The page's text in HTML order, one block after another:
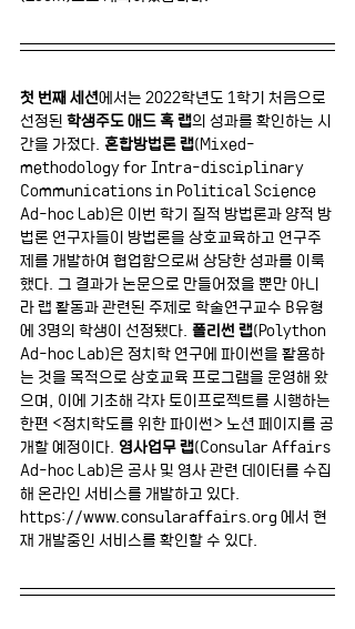
첫 번째 세션에서는 2022학년도 1학기 처음으로
선정된 학생주도 애드 혹 랩의 성과를 확인하는 시
간을 가졌다. 혼합방법론 랩(Mixed-
methodology for Intra-disciplinary
Communications in Political Science
Ad-hoc Lab)은 이번 학기 질적 방법론과 양적 방
법론 연구자들이 방법론을 상호교육하고 연구주
제를 개발하여 협업함으로써 상당한 성과를 이룩
했다. 그 결과가 논문으로 만들어졌을 뿐만 아니
라 랩 활동과 관련된 주제로 학술연구교수 B유형
에 3명의 학생이 선정됐다. 폴리썬 랩(Polython
Ad-hoc Lab)은 정치학 연구에 파이썬을 활용하
는 것을 목적으로 상호교육 프로그램을 운영해 왔
으며, 이에 기초해 각자 토이프로젝트를 시행하는
한편 <정치학도를 위한 파이썬> 노션 페이지를 공
개할 예정이다. 영사업무 랩(Consular Affairs
Ad-hoc Lab)은 공사 및 영사 관련 데이터를 수집
해 온라인 서비스를 개발하고 있다.
https://www.consularaffairs.org 에서 현
재 개발중인 서비스를 확인할 수 있다.